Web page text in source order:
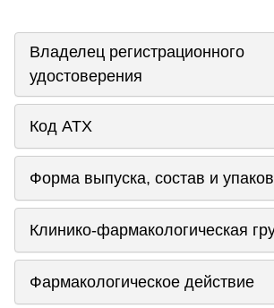
Владелец регистрационного
удостоверения
Код ATX
Форма выпуска, состав и
Клинико-фармакологическая
Фармакологическое действие